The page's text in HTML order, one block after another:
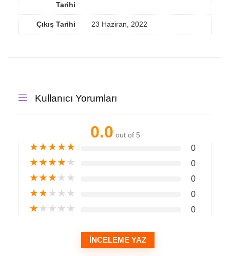
Tarihi
Çıkış Tarihi 23 Haziran, 2022
Kullanıcı Yorumları
0.0 out of 5
★★★★★ 0
★★★★★ 0
★★★★★ 0
★★★★★ 0
★★★★★ 0
İNCELEME YAZ